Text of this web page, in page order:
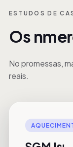
ESTUDOS DE
Os
No promessas,
reais.